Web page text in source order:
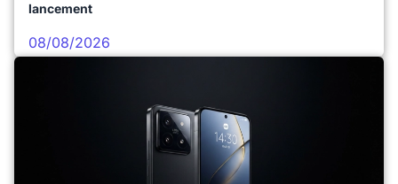
lancement
08/08/2026